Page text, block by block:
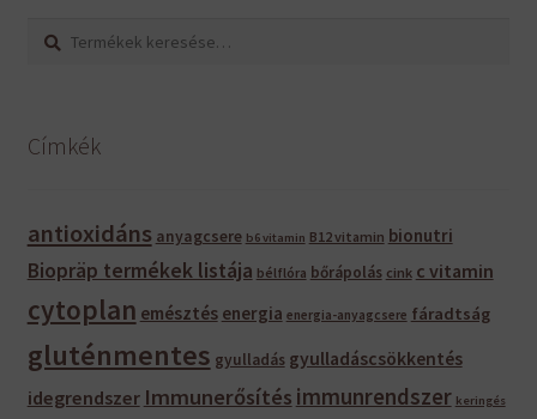
Keresés
Keresés
Címkék
antioxidáns anyagcsere b6 vitamin B12 vitamin bionutri
Biopräp termékek listája bélflóra bőrápolás cink c vitamin
cytoplan emésztés energia energia-anyagcsere fáradtság
gluténmentes gyulladás gyulladáscsökkentés
idegrendszer Immunerősítés immunrendszer keringés